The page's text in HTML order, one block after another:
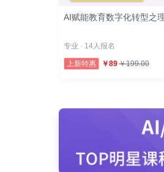
AI赋能教育数字化转型之
专业 · 14人报名
上新特惠 ￥89￥199.00